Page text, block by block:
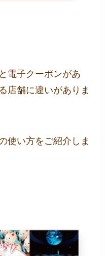
電子クーポンがあ
店舗に違いがありま
使い方をご紹介しま